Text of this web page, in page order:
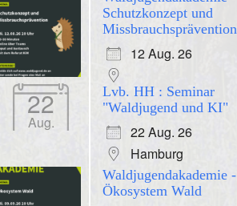
Schutzkonzept und
Missbrauchsprävention
12 Aug. 26
22
Aug.
Lvb. HH : Seminar
"Waldjugend und KI"
22 Aug. 26
Hamburg
Waldjugendakademie -
Ökosystem Wald